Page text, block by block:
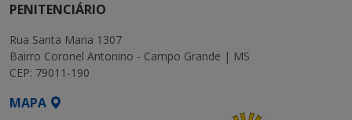
PENITENCIÁRIO
Rua Santa Maria 1307
Bairro Coronel Antonino - Campo Grande | MS
CEP: 79011-190
MAPA